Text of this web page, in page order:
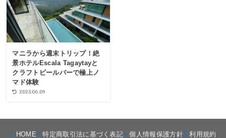
マニラから週末トリップ！絶
景ホテルEscala Tagaytayと
クラフトビールバーで極上ノ
マド体験
2025.06.04
HOME 特定商取引法に基づく表記 個人情報保護方針 利用規約